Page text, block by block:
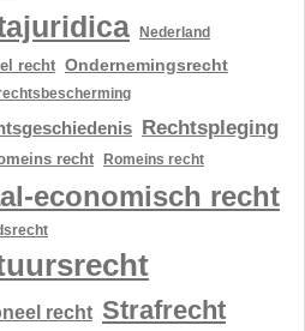
Nederland
recht Ondernemingsrecht
Rechtspleging
recht Romeins recht
economisch recht
recht Strafrecht